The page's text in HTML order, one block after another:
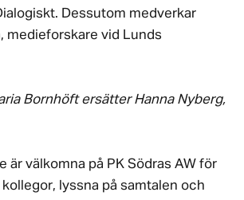
Dessutom medverkar
medieforskare vid Lunds
Bornhöft ersätter Hanna Nyberg,
är välkomna på PK Södras AW för
lyssna på samtalen och